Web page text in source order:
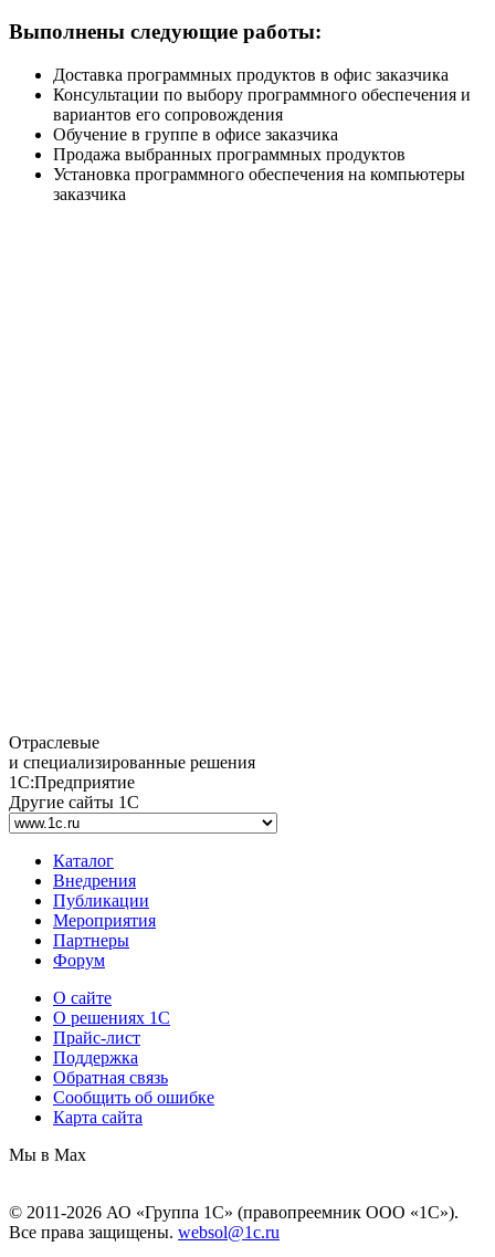
Выполнены следующие работы:
Доставка программных продуктов в офис заказчика
Консультации по выбору программного обеспечения и
вариантов его сопровождения
Обучение в группе в офисе заказчика
Продажа выбранных программных продуктов
Установка программного обеспечения на компьютеры
заказчика
Отраслевые
и специализированные решения
1С:Предприятие
Другие сайты 1С
Каталог
Внедрения
Публикации
Мероприятия
Партнеры
Форум
О сайте
О решениях 1С
Прайс-лист
Поддержка
Обратная связь
Сообщить об ошибке
Карта сайта
Мы в Max
© 2011-2026 АО «Группа 1С» (правопреемник ООО «1С»).
Все права защищены. websol@1c.ru